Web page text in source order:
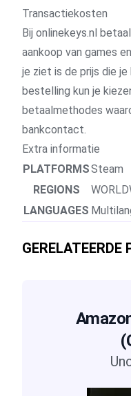
Transactiekosten
Bij onlinekeys.nl
aankoop van games
je ziet is de prijs die
bestelling kun je
betaalmethodes
bankcontact.
Extra informatie
PLATFORMSSteam
REGIONS
LANGUAGES
GERELATEERDE